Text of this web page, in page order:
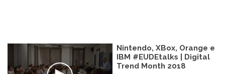
Nintendo, XBox, Orange e
IBM #EUDEtalks | Digital
Trend Month 2018